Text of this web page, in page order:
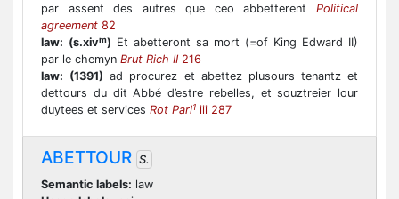
par assent des autres que ceo abbetterent Political
agreement 82
law: (s.xivm) Et abetteront sa mort (=of King Edward II)
par le chemyn Brut Rich II 216
law: (1391) ad procurez et abettez plusours tenantz et
dettours du dit Abbé d’estre rebelles, et souztreier lour
duytees et services Rot Parl1 iii 287
ABETTOUR S.
Semantic labels: law